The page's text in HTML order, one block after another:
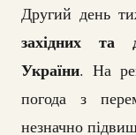
Другий день
західних та
України. На
погода з
незначно